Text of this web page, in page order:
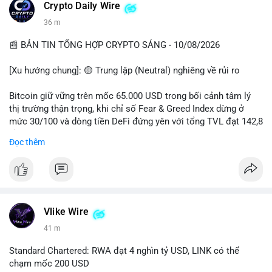
các quỹ phòng hộ sang vị thế Long là tín hiệu tích cực ngầm,
nhưng biến động ngắn hạn vẫn cao.
• Khuyến nghị: Cẩn trọng với các lệnh Long/Short khi Bitcoin
chưa thoát khỏi vùng giá hiện tại. Theo dõi sát các tin tức về
📰 Nguồn: CoinDesk
Crypto Daily Wire
36 m
📰 BẢN TIN TỔNG HỢP CRYPTO SÁNG - 10/08/2026
[Xu hướng chung]: 🟡 Trung lập (Neutral) nghiêng về rủi ro
Bitcoin giữ vững trên mốc 65.000 USD trong bối cảnh tâm lý
thị trường thận trọng, khi chỉ số Fear & Greed Index dừng ở
mức 30/100 và dòng tiền DeFi đứng yên với tổng TVL đạt 142,8
tăng gần 3% khi Iran-Oman hứa mở lại eo Hormuz, giảm lo ngại
lớn khác. Đáng chú ý, thanh lý Short chiếm tới 81,7% tổng 35,7
triệu USD thanh lý trong 24h, cho thấy phe bán đang yếu thế.
- DeFi & Công nghệ: Standard Chartered dự báo thị trường RWA
sẽ bùng nổ lên 4 nghìn tỷ USD, kéo theo giá trị token LINK có
Đọc thêm
Vlike Wire
41 m
Standard Chartered: RWA đạt 4 nghìn tỷ USD, LINK có thể
chạm mốc 200 USD